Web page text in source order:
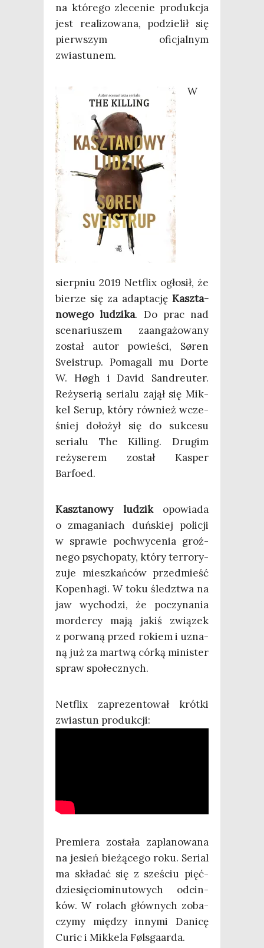
na któ­re­go zle­ce­nie pro­duk­cja
jest reali­zo­wa­na, podzie­lił się
pierw­szym ofi­cjal­nym
zwiastunem.
W
sierp­niu 2019 Net­flix ogło­sił, że
bie­rze się za adap­ta­cję Kasz­ta­
no­we­go ludzi­ka. Do prac nad
sce­na­riu­szem zaan­ga­żo­wa­ny
został autor powie­ści, Søren
Sve­istrup. Poma­ga­li mu Dorte
W. Høgh i David San­dreu­ter.
Reży­se­rią seria­lu zajął się Mik­
kel Serup, któ­ry rów­nież wcze­
śniej doło­żył się do suk­ce­su
seria­lu The Kil­ling. Dru­gim
reży­se­rem został Kasper
Barfoed.
Kasz­ta­no­wy ludzikopo­wia­da
o zma­ga­niach duń­skiej poli­cji
w spra­wie pochwy­ce­nia groź­
ne­go psy­cho­pa­ty, któ­ry ter­ro­ry­
zu­je miesz­kań­ców przed­mieść
Kopen­ha­gi. W toku śledz­twa na
jaw wycho­dzi, że poczy­na­nia
mor­der­cy mają jakiś zwią­zek
z porwa­ną przed rokiem i uzna­
ną już za mar­twą cór­ką mini­ster
spraw społecznych.
Net­flix zapre­zen­to­wał krót­ki
zwia­stun produkcji:
Pre­mie­ra zosta­ła zapla­no­wa­na
na jesień bie­żą­ce­go roku. Serial
ma skła­dać się z sze­ściu pięć­
dzie­się­cio­mi­nu­to­wych odcin­
ków. W rolach głów­nych zoba­
czy­my mię­dzy inny­mi Dani­cę
Curic i Mik­ke­la Følsgaarda.